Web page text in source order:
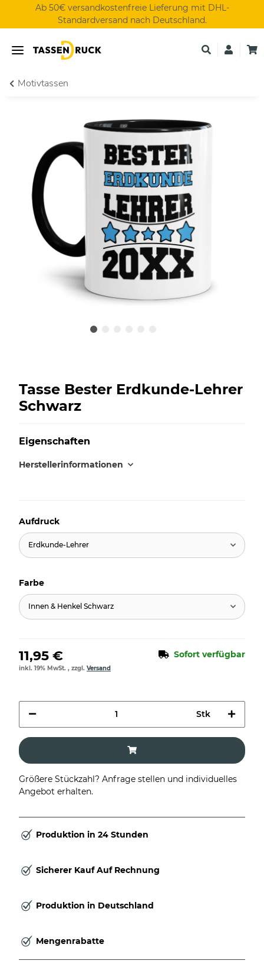
Ab 50€ versandkostenfreie Lieferung mit DHL-
Standardversand nach Deutschland.
Motivtassen
Tasse Bester Erdkunde-Lehrer
Schwarz
Eigenschaften
Herstellerinformationen
Aufdruck
Erdkunde-Lehrer
Farbe
Innen & Henkel Schwarz
11,95 € Sofort verfügbar
inkl. 19% MwSt. , zzgl. Versand
Stk
Größere Stückzahl? Anfrage stellen und individuelles
Angebot erhalten.
Produktion in 24 Stunden
Sicherer Kauf Auf Rechnung
Produktion in Deutschland
Mengenrabatte